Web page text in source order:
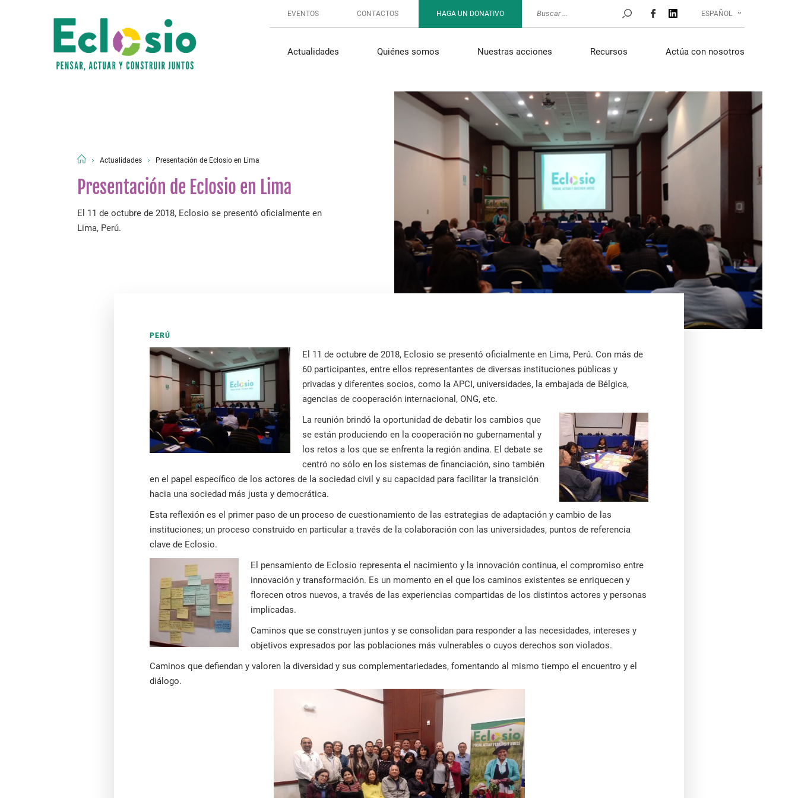
EVENTOS CONTACTOS HAGA UN DONATIVO ESPAÑOL
Actualidades Quiénes somos Nuestras acciones Recursos Actúa con nosotros
Actualidades Presentación de Eclosio en Lima
Presentación de Eclosio en Lima
El 11 de octubre de 2018, Eclosio se presentó oficialmente en
Lima, Perú.
PERÚ
El 11 de octubre de 2018, Eclosio se presentó oficialmente en Lima, Perú. Con más de
60 participantes, entre ellos representantes de diversas instituciones públicas y
privadas y diferentes socios, como la APCI, universidades, la embajada de Bélgica,
agencias de cooperación internacional, ONG, etc.
La reunión brindó la oportunidad de debatir los cambios que
se están produciendo en la cooperación no gubernamental y
los retos a los que se enfrenta la región andina. El debate se
centró no sólo en los sistemas de financiación, sino también
en el papel específico de los actores de la sociedad civil y su capacidad para facilitar la transición
hacia una sociedad más justa y democrática.
Esta reflexión es el primer paso de un proceso de cuestionamiento de las estrategias de adaptación y cambio de las
instituciones; un proceso construido en particular a través de la colaboración con las universidades, puntos de referencia
clave de Eclosio.
El pensamiento de Eclosio representa el nacimiento y la innovación continua, el compromiso entre
innovación y transformación. Es un momento en el que los caminos existentes se enriquecen y
florecen otros nuevos, a través de las experiencias compartidas de los distintos actores y personas
implicadas.
Caminos que se construyen juntos y se consolidan para responder a las necesidades, intereses y
objetivos expresados por las poblaciones más vulnerables o cuyos derechos son violados.
Caminos que defiendan y valoren la diversidad y sus complementariedades, fomentando al mismo tiempo el encuentro y el
diálogo.